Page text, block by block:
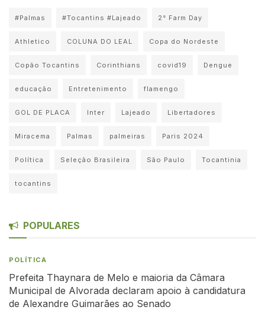
#Palmas #Tocantins #Lajeado 2° Farm Day
Athletico COLUNA DO LEAL Copa do Nordeste
Copão Tocantins Corinthians covid19 Dengue
educação Entretenimento flamengo
GOL DE PLACA Inter Lajeado Libertadores
Miracema Palmas palmeiras Paris 2024
Política Seleção Brasileira São Paulo Tocantinia
tocantins
POPULARES
POLÍTICA
Prefeita Thaynara de Melo e maioria da Câmara
Municipal de Alvorada declaram apoio à candidatura
de Alexandre Guimarães ao Senado